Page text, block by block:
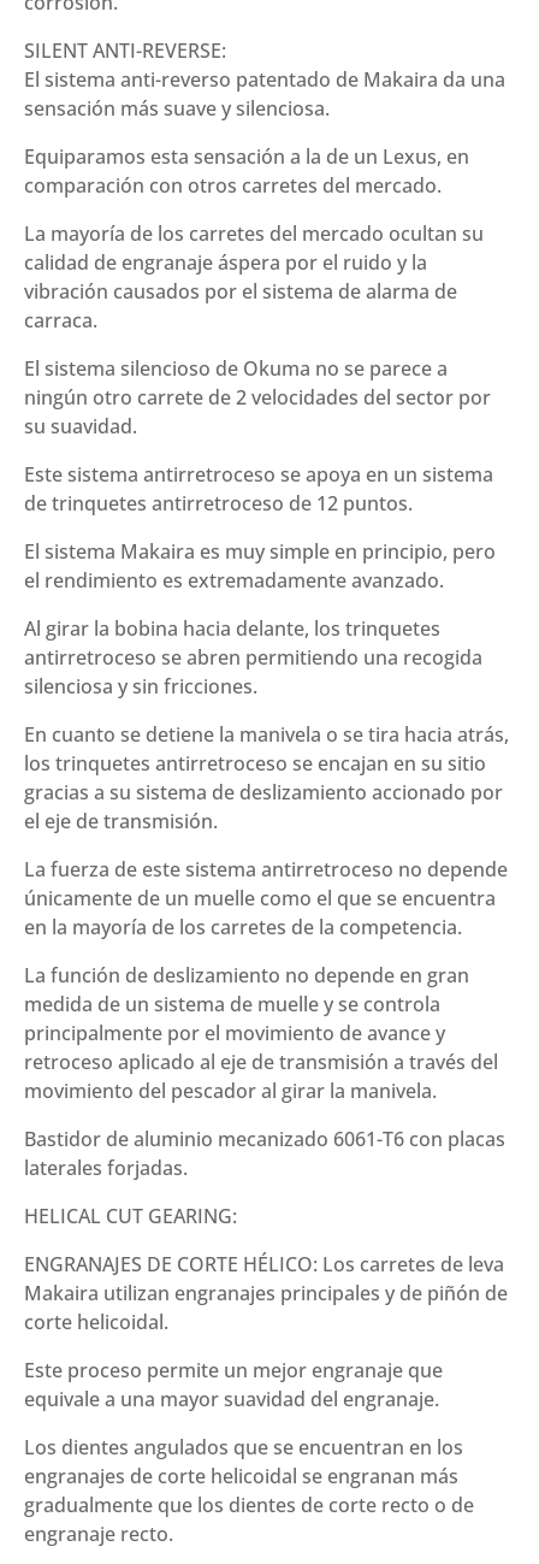
SILENT ANTI-REVERSE:
El sistema anti-reverso patentado de Makaira da una
sensación más suave y silenciosa.
Equiparamos esta sensación a la de un Lexus, en
comparación con otros carretes del mercado.
La mayoría de los carretes del mercado ocultan su
calidad de engranaje áspera por el ruido y la
vibración causados por el sistema de alarma de
carraca.
El sistema silencioso de Okuma no se parece a
ningún otro carrete de 2 velocidades del sector por
su suavidad.
Este sistema antirretroceso se apoya en un sistema
de trinquetes antirretroceso de 12 puntos.
El sistema Makaira es muy simple en principio, pero
el rendimiento es extremadamente avanzado.
Al girar la bobina hacia delante, los trinquetes
antirretroceso se abren permitiendo una recogida
silenciosa y sin fricciones.
En cuanto se detiene la manivela o se tira hacia atrás,
los trinquetes antirretroceso se encajan en su sitio
gracias a su sistema de deslizamiento accionado por
el eje de transmisión.
La fuerza de este sistema antirretroceso no depende
únicamente de un muelle como el que se encuentra
en la mayoría de los carretes de la competencia.
La función de deslizamiento no depende en gran
medida de un sistema de muelle y se controla
principalmente por el movimiento de avance y
retroceso aplicado al eje de transmisión a través del
movimiento del pescador al girar la manivela.
Bastidor de aluminio mecanizado 6061-T6 con placas
laterales forjadas.
HELICAL CUT GEARING:
ENGRANAJES DE CORTE HÉLICO: Los carretes de leva
Makaira utilizan engranajes principales y de piñón de
corte helicoidal.
Este proceso permite un mejor engranaje que
equivale a una mayor suavidad del engranaje.
Los dientes angulados que se encuentran en los
engranajes de corte helicoidal se engranan más
gradualmente que los dientes de corte recto o de
engranaje recto.